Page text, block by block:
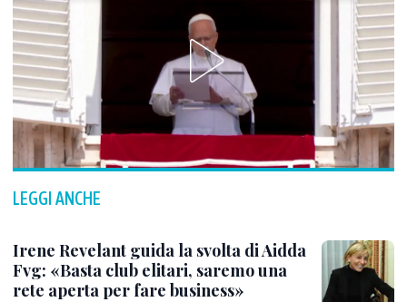
LEGGI ANCHE
Irene Revelant guida la svolta di Aidda
Fvg: «Basta club elitari, saremo una
rete aperta per fare business»